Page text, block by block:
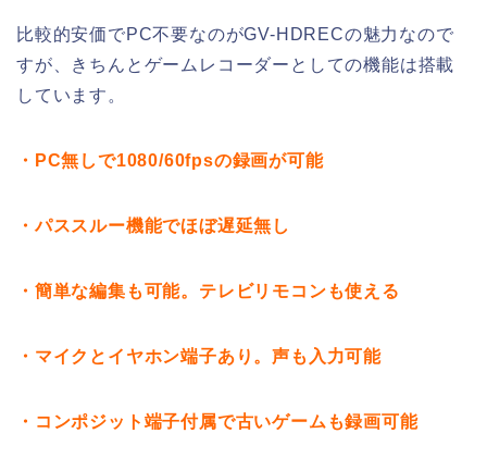
比較的安価でPC不要なのがGV-HDRECの魅力なので
すが、きちんとゲームレコーダーとしての機能は搭載
しています。
・PC無しで1080/60fpsの録画が可能
・パススルー機能でほぼ遅延無し
・簡単な編集も可能。テレビリモコンも使える
・マイクとイヤホン端子あり。声も入力可能
・コンポジット端子付属で古いゲームも録画可能